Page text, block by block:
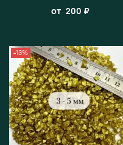
от 200 ₽
-13%